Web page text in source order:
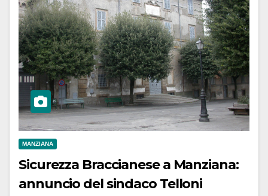
MANZIANA
Sicurezza Braccianese a Manziana:
annuncio del sindaco Telloni